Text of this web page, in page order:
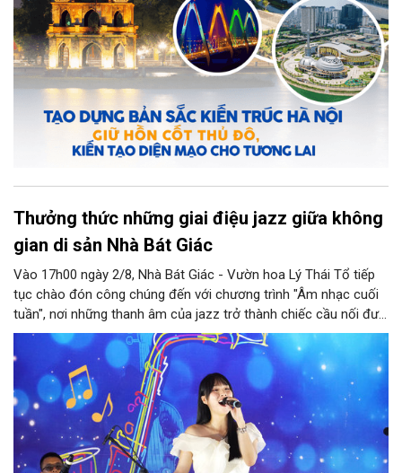
Thưởng thức những giai điệu jazz giữa không
gian di sản Nhà Bát Giác
Vào 17h00 ngày 2/8, Nhà Bát Giác - Vườn hoa Lý Thái Tổ tiếp
tục chào đón công chúng đến với chương trình "Âm nhạc cuối
tuần", nơi những thanh âm của jazz trở thành chiếc cầu nối đưa
nhiều nền văn hóa gặp gỡ trong không gian di sản giữa lòng Thủ
đô. Từ những tác phẩm kinh điển của thế giới đến những giai
điệu Việt Nam đậm chất tự sự, chương trình mở ra một hành
trình thưởng thức âm nhạc đa tầng cảm xúc, góp phần bồi đắp
diện mạo văn hóa của Hà Nội - Thành phố sáng tạo.